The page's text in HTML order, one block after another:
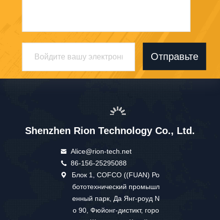
Отправьте
Shenzhen Rion Technology Co., Ltd.
Alice@rion-tech.net
86-156-25295088
Блок 1, COFCO ((FUAN) Ро
бототехнический промышл
енный парк, Да Янг-роуд N
o 90, Фюйонг-дистикт, горо